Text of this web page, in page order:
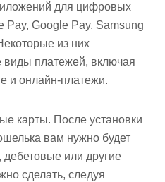
для цифровых
Pay, Google Pay, Samsung
из них
платежей, включая
и онлайн-платежи.
карты. После установки
вам нужно будет
дебетовые или другие
сделать, следуя